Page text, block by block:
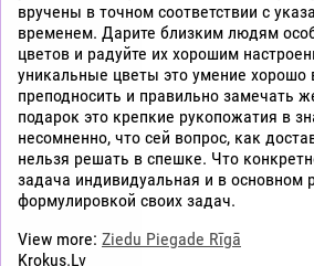
вручены в точном соответствии с
временем. Дарите близким людям
цветов и радуйте их хорошим
уникальные цветы это умение хорошо
преподносить и правильно замечать
подарок это крепкие рукопожатия в
несомненно, что сей вопрос, как
нельзя решать в спешке. Что
задача индивидуальная и в основном
формулировкой своих задач.
View more: Ziedu Piegade Rīgā
Krokus.Lv